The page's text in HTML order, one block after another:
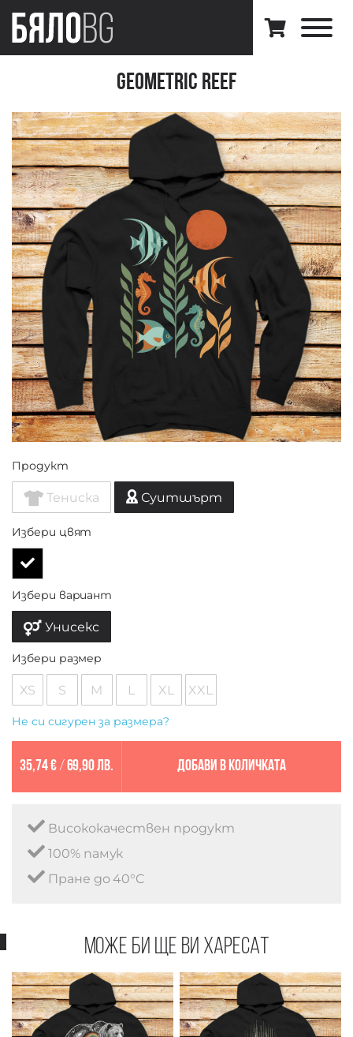
Geometric Reef
Продукт
Тениска Суитшърт
Избери цвят
Избери вариант
Унисекс
Избери размер
XS S M L XL XXL
Не си сигурен за размера?
35,74 €/ 69,90 лв. Добави в количката
Висококачествен продукт
100% памук
Пране до 40°C
Може би ще ви харесат